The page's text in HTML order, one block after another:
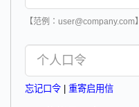
【范例：user@company.com】
忘记口令 重寄启用信